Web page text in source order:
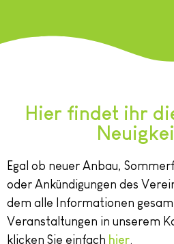
Hier findet ihr
Egal ob neuer Anbau,
oder Ankündigungen des
dem alle Informationen
Veranstaltungen in unserem
klicken Sie einfach hier.